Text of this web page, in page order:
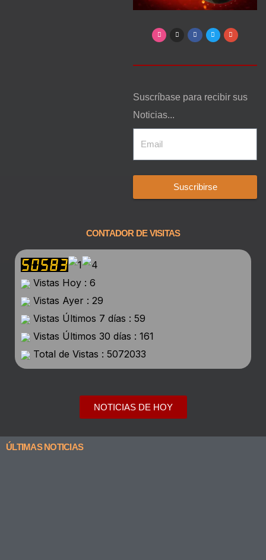
Suscríbase para recibir sus
Noticias...
Suscribirse
CONTADOR DE VISITAS
Vistas Hoy : 6
Vistas Ayer : 29
Vistas Últimos 7 días : 59
Vistas Últimos 30 días : 161
Total de Vistas : 5072033
NOTICIAS DE HOY
ÚLTIMAS NOTICIAS